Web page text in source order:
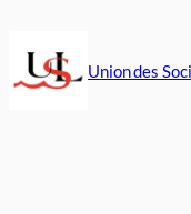
contenu
Union des